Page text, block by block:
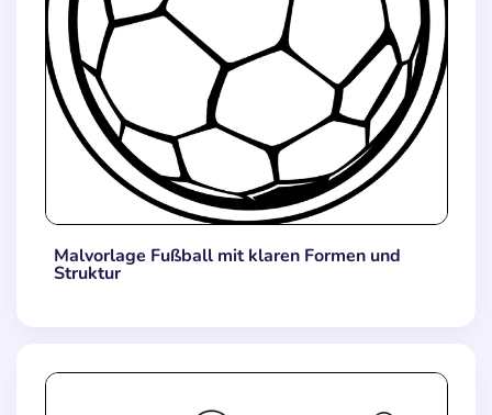
Malvorlage Fußball mit klaren Formen und
Struktur